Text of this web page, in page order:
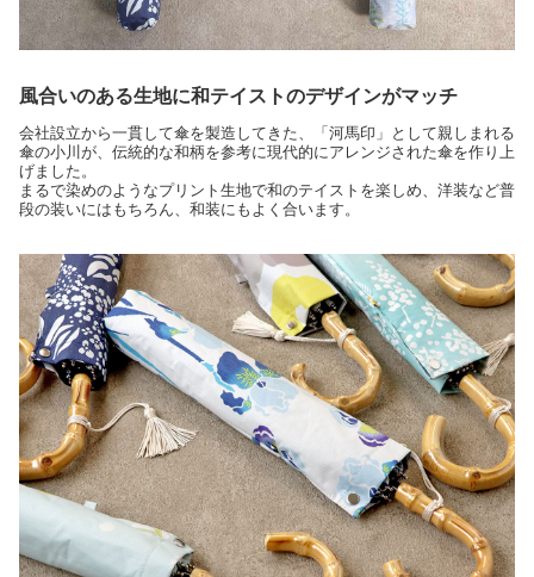
風合いのある生地に和テイストのデザインがマッチ
会社設立から一貫して傘を製造してきた、「河馬印」として親しまれる
傘の小川が、伝統的な和柄を参考に現代的にアレンジされた傘を作り上
げました。
まるで染めのようなプリント生地で和のテイストを楽しめ、洋装など普
段の装いにはもちろん、和装にもよく合います。